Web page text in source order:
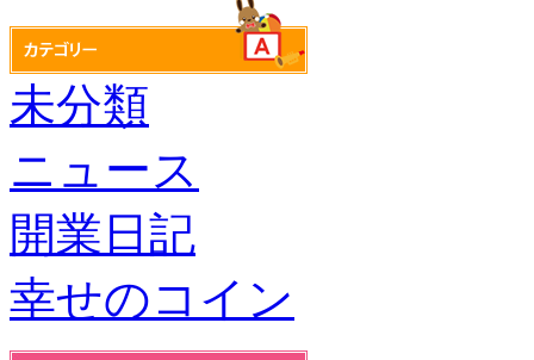
未分類
ニュース
開業日記
幸せのコイン